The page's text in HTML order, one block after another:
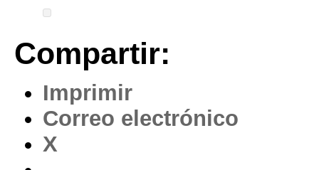
Compartir:
Imprimir
Correo electrónico
X